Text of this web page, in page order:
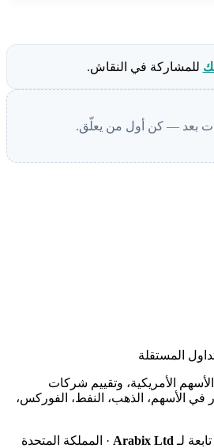
للمشاركة في النقاش.
بعد — كن أول من يعلّق.
المستقلة
الأمريكية، وتقييم شركات
في الأسهم، الذهب، النفط، الفوركس،
لـ Arabix Ltd · المملكة المتحدة